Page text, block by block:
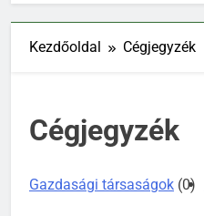
Kezdőoldal Cégjegyzék
Cégjegyzék
Gazdasági társaságok (0)